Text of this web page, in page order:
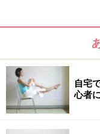
自宅
心者